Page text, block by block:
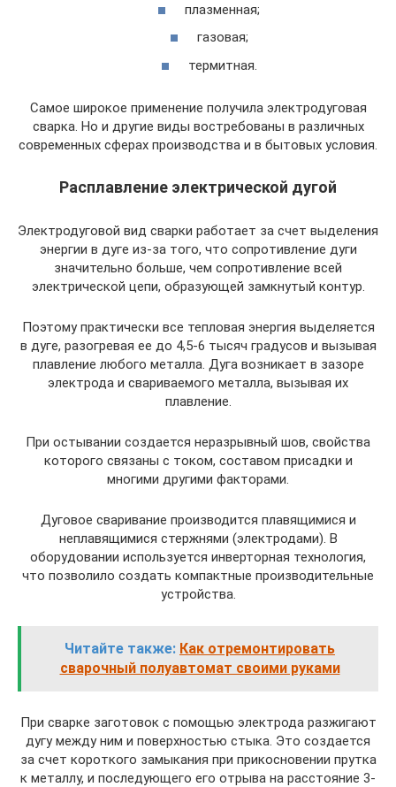
плазменная;
газовая;
термитная.
Самое широкое применение получила электродуговая
сварка. Но и другие виды востребованы в различных
современных сферах производства и в бытовых условия.
Расплавление электрической дугой
Электродуговой вид сварки работает за счет выделения
энергии в дуге из-за того, что сопротивление дуги
значительно больше, чем сопротивление всей
электрической цепи, образующей замкнутый контур.
Поэтому практически все тепловая энергия выделяется
в дуге, разогревая ее до 4,5-6 тысяч градусов и вызывая
плавление любого металла. Дуга возникает в зазоре
электрода и свариваемого металла, вызывая их
плавление.
При остывании создается неразрывный шов, свойства
которого связаны с током, составом присадки и
многими другими факторами.
Дуговое сваривание производится плавящимися и
неплавящимися стержнями (электродами). В
оборудовании используется инверторная технология,
что позволило создать компактные производительные
устройства.
Читайте также: Как отремонтировать
сварочный полуавтомат своими руками
При сварке заготовок с помощью электрода разжигают
дугу между ним и поверхностью стыка. Это создается
за счет короткого замыкания при прикосновении прутка
к металлу, и последующего его отрыва на расстояние 3-